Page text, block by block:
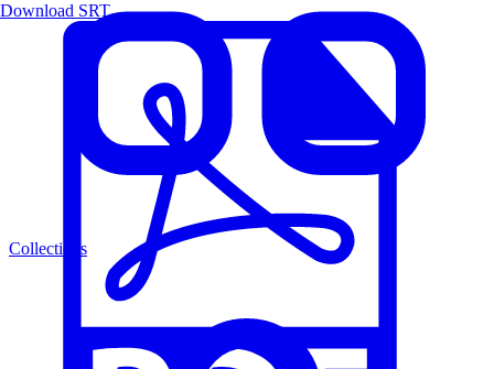
Collections
Download SRT